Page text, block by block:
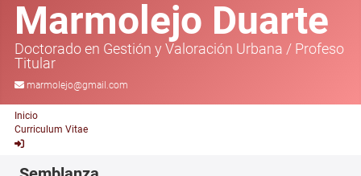
Marmolejo Duarte
Doctorado en Gestión y Valoración Urbana / Profeso
Titular
marmolejo@gmail.com
Inicio
Curriculum Vitae